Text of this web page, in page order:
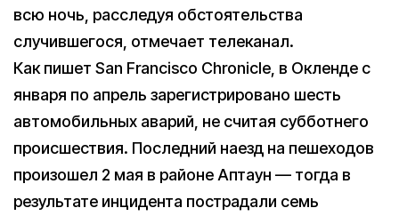
всю ночь, расследуя обстоятельства
случившегося, отмечает телеканал.
Как пишет San Francisco Chronicle, в Окленде с
января по апрель зарегистрировано шесть
автомобильных аварий, не считая субботнего
происшествия. Последний наезд на пешеходов
произошел 2 мая в районе Аптаун — тогда в
результате инцидента пострадали семь